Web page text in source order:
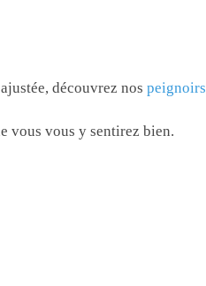
découvrez nospeignoirs
vous vous y sentirez bien.